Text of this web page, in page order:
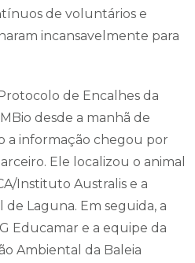
de voluntários e
incansavelmente para
de Encalhes da
desde a manhã de
a informação chegou por
Ele localizou o animal
Instituto Australis e a
Laguna. Em seguida, a
Educamar e a equipe da
Ambiental da Baleia